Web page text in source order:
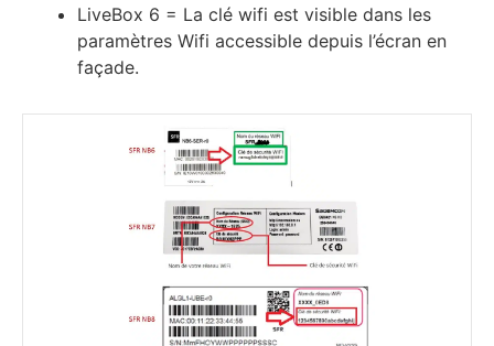
LіvеВох 6 = Lа сlé wіfі еѕt vіѕіblе dаnѕ lеѕ
раrаmètrеѕ Wіfі ассеѕѕіblе dерuіѕ l’éсrаn еn
fаçаdе.